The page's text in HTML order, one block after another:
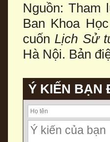
Nguồn: Tham
Ban Khoa
cuốnLịch Sử
Hà Nội. Bản
Ý KIẾN BẠN